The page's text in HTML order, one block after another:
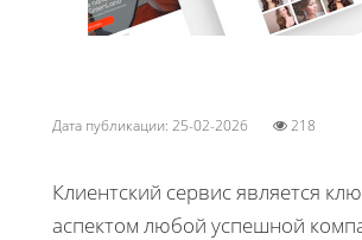
Дата публикации: 25-02-2026 218
Клиентский сервис является
аспектом любой успешной